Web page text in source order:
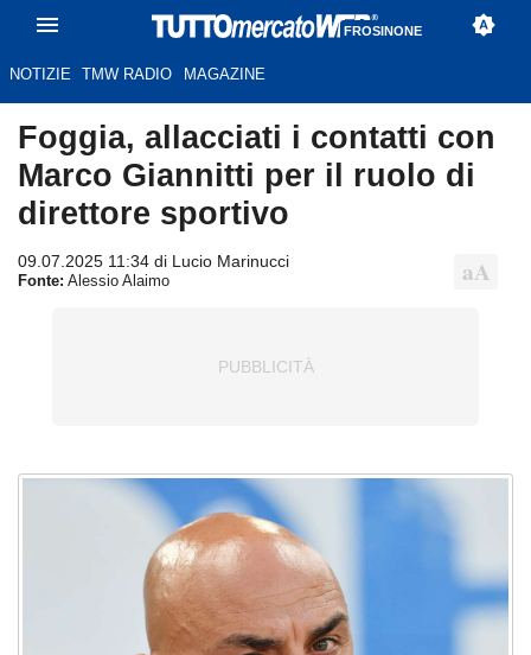
FROSINONE
NOTIZIE TMW RADIO MAGAZINE
Foggia, allacciati i contatti con
Marco Giannitti per il ruolo di
direttore sportivo
09.07.2025 11:34 di Lucio Marinucci
Fonte: Alessio Alaimo